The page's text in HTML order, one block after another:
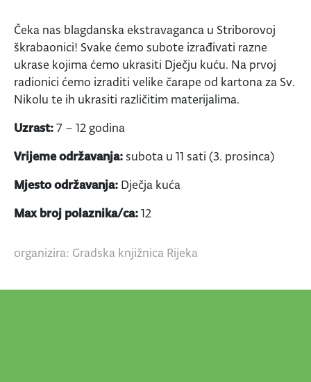
Čeka nas blagdanska ekstravaganca u Striborovoj
škrabaonici! Svake ćemo subote izrađivati razne
ukrase kojima ćemo ukrasiti Dječju kuću. Na prvoj
radionici ćemo izraditi velike čarape od kartona za Sv.
Nikolu te ih ukrasiti različitim materijalima.
Uzrast:7 – 12 godina
Vrijeme održavanja: subota u 11 sati (3. prosinca)
Mjesto održavanja: Dječja kuća
Max broj polaznika/ca:12
organizira: Gradska knjižnica Rijeka